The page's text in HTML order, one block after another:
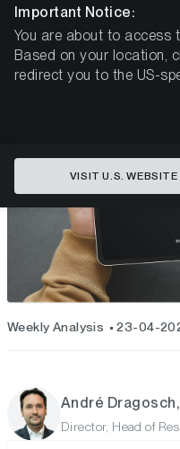
BITWISE CRYPTO
Weekly Analysis 23-04-
André Dragosch,
Director, Head of
Important Notice:
You are about to access
Based on your location,
redirect you to the US-
VISIT U.S. WEBSITE